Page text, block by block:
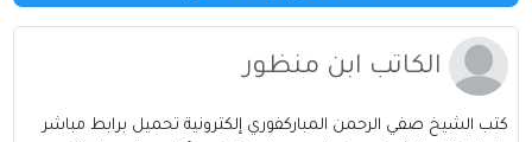
الكاتب ابن منظور
كتب الشيخ صفي الرحمن المباركفوري إلكترونية تحميل برابط مباشر